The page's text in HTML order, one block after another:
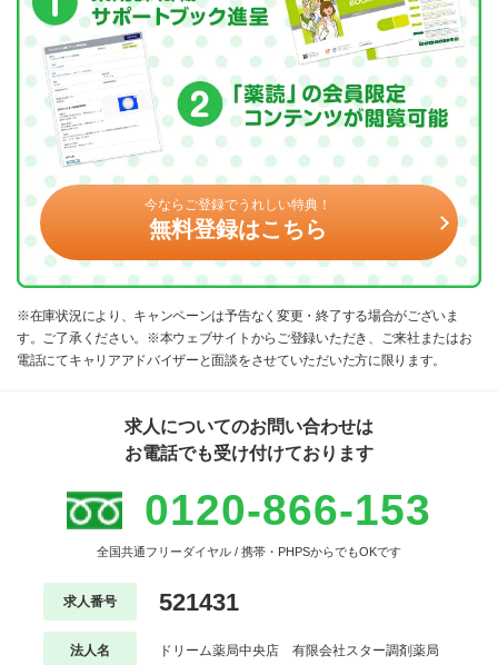
今ならご登録でうれしい特典！
無料登録はこちら
※在庫状況により、キャンペーンは予告なく変更・終了する場合がございま
す。ご了承ください。※本ウェブサイトからご登録いただき、ご来社またはお
電話にてキャリアアドバイザーと面談をさせていただいた方に限ります。
求人についてのお問い合わせは
お電話でも受け付けております
0120-866-153
全国共通フリーダイヤル / 携帯・PHPSからでもOKです
求人番号 521431
法人名 ドリーム薬局中央店 有限会社スター調剤薬局